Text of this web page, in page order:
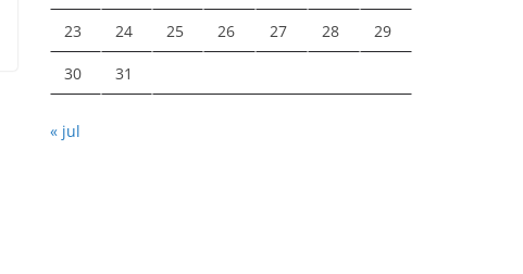
23 24 25 26 27 28 29
30 31
« jul